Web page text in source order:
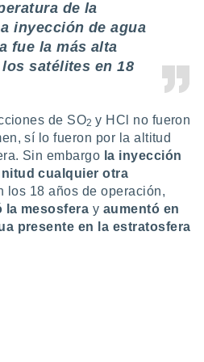
de la
inyección de agua
fue la más alta
satélites en 18
de SO2 y HCl no fueron
sí lo fueron por la altitud
Sin embargo la inyección
cualquier otra
los 18 años de operación,
la mesosfera y aumentó en
presente en la estratosfera